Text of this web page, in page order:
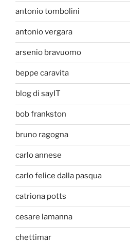
antonio tombolini
antonio vergara
arsenio bravuomo
beppe caravita
blog di sayIT
bob frankston
bruno ragogna
carlo annese
carlo felice dalla pasqua
catriona potts
cesare lamanna
chettimar